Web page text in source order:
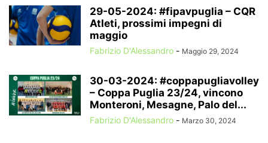
29-05-2024: #fipavpuglia – CQR
Atleti, prossimi impegni di
maggio
Fabrizio D'Alessandro - Maggio 29, 2024
30-03-2024: #coppapugliavolley
– Coppa Puglia 23/24, vincono
Monteroni, Mesagne, Palo del...
Fabrizio D'Alessandro - Marzo 30, 2024